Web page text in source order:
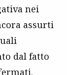
nei
assurti
dal fatto